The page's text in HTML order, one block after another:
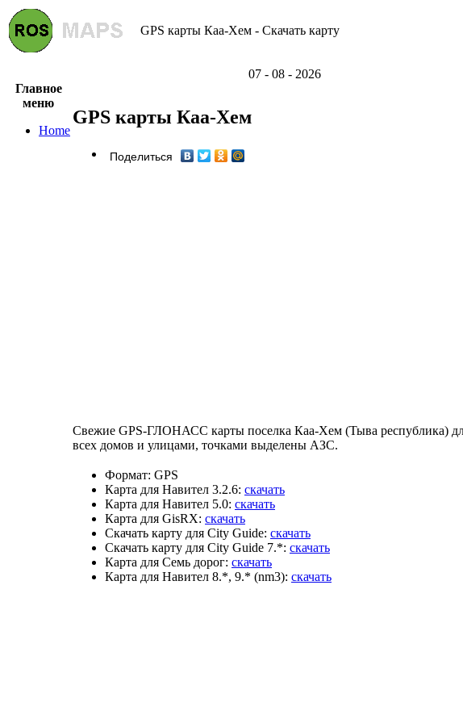
GPS карты Каа-Хем - Скачать карту
07 - 08 - 2026
Главное
меню
Home
GPS карты Каа-Хем
Поделиться
Свежие GPS-ГЛОНАСС карты поселка Каа-Хем (Тыва республика)
всех домов и улицами, точками выделены АЗС.
Формат: GPS
Карта для Навител 3.2.6: скачать
Карта для Навител 5.0: скачать
Карта для GisRX: скачать
Скачать карту для City Guide: скачать
Скачать карту для City Guide 7.*: скачать
Карта для Семь дорог: скачать
Карта для Навител 8.*, 9.* (nm3): скачать